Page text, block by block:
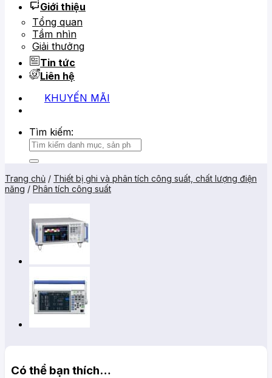
Giới thiệu
Tổng quan
Tầm nhìn
Giải thưởng
Tin tức
Liên hệ
KHUYẾN MÃI
Tìm kiếm:
Trang chủ / Thiết bị ghi và phân tích công suất, chất lượng điện
năng / Phân tích công suất
Có thể bạn thích…